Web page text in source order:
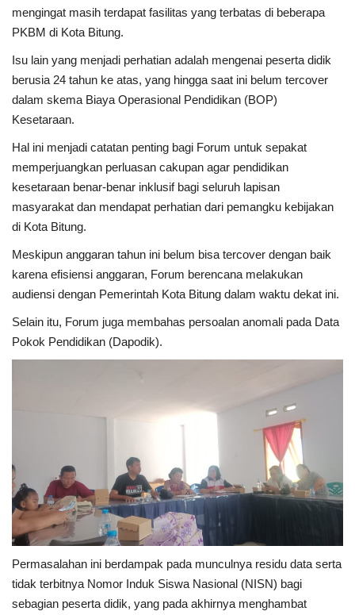
mengingat masih terdapat fasilitas yang terbatas di beberapa
PKBM di Kota Bitung.
Isu lain yang menjadi perhatian adalah mengenai peserta didik
berusia 24 tahun ke atas, yang hingga saat ini belum tercover
dalam skema Biaya Operasional Pendidikan (BOP)
Kesetaraan.
Hal ini menjadi catatan penting bagi Forum untuk sepakat
memperjuangkan perluasan cakupan agar pendidikan
kesetaraan benar-benar inklusif bagi seluruh lapisan
masyarakat dan mendapat perhatian dari pemangku kebijakan
di Kota Bitung.
Meskipun anggaran tahun ini belum bisa tercover dengan baik
karena efisiensi anggaran, Forum berencana melakukan
audiensi dengan Pemerintah Kota Bitung dalam waktu dekat ini.
Selain itu, Forum juga membahas persoalan anomali pada Data
Pokok Pendidikan (Dapodik).
Permasalahan ini berdampak pada munculnya residu data serta
tidak terbitnya Nomor Induk Siswa Nasional (NISN) bagi
sebagian peserta didik, yang pada akhirnya menghambat